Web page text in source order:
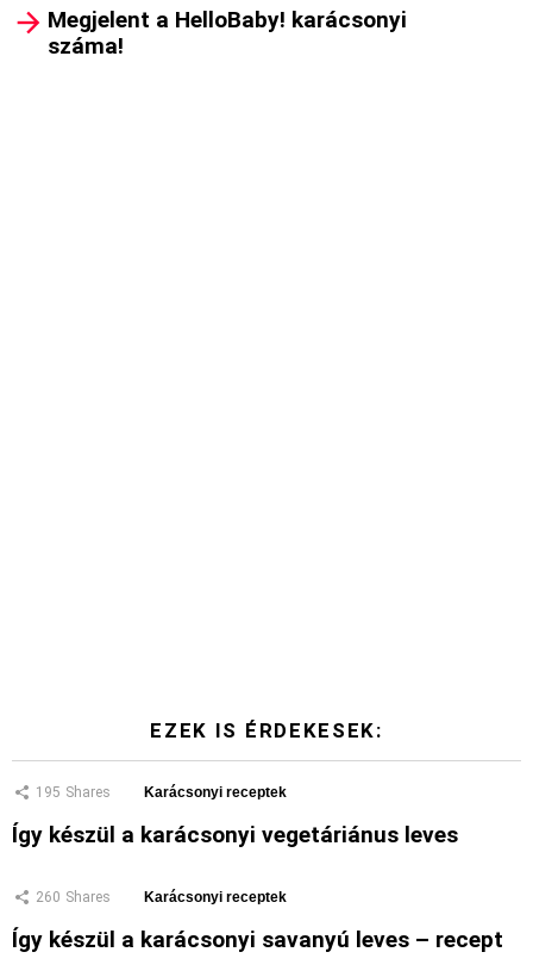
Megjelent a HelloBaby! karácsonyi
száma!
EZEK IS ÉRDEKESEK:
195 Shares Karácsonyi receptek
Így készül a karácsonyi vegetáriánus leves
260 Shares Karácsonyi receptek
Így készül a karácsonyi savanyú leves – recept